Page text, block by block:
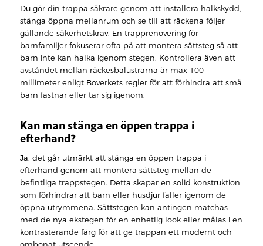
Du gör din trappa säkrare genom att installera halkskydd,
stänga öppna mellanrum och se till att räckena följer
gällande säkerhetskrav. En trapprenovering för
barnfamiljer fokuserar ofta på att montera sättsteg så att
barn inte kan halka igenom stegen. Kontrollera även att
avståndet mellan räckesbalustrarna är max 100
millimeter enligt Boverkets regler för att förhindra att små
barn fastnar eller tar sig igenom.
Kan man stänga en öppen trappa i
efterhand?
Ja, det går utmärkt att stänga en öppen trappa i
efterhand genom att montera sättsteg mellan de
befintliga trappstegen. Detta skapar en solid konstruktion
som förhindrar att barn eller husdjur faller igenom de
öppna utrymmena. Sättstegen kan antingen matchas
med de nya ekstegen för en enhetlig look eller målas i en
kontrasterande färg för att ge trappan ett modernt och